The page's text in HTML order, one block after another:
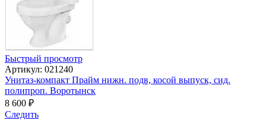
Быстрый просмотр
Артикул: 021240
Унитаз-компакт Прайм нижн. подв, косой выпуск, сид.
полипроп. Воротынск
8 600 ₽
Следить